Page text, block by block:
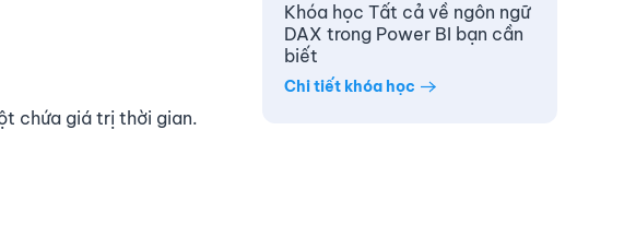
chứa giá trị thời gian.
Khóa học Tất cả về ngôn ngữ
DAX trong Power BI bạn cần
biết
Chi tiết khóa học